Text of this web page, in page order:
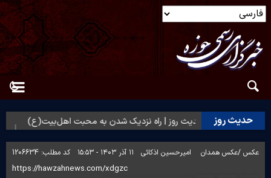
حدیث روزمردم؟ حدیث روز | راه نزدیک شدن به محبت اهل‌بیت(ع)
عکس /عکس همدان امیرحسین اذکائی ۱۱ آذر ۱۴۰۳ - ۱۵:۵۳ کد مطلب: 1206634